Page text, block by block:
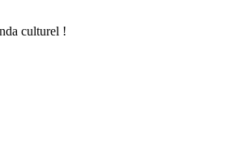
culturel !